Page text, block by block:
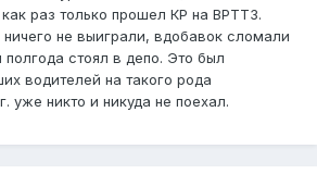
раз только прошел КР на ВРТТЗ.
не выиграли, вдобавок сломали
полгода стоял в депо. Это был
водителей на такого рода
уже никто и никуда не поехал.